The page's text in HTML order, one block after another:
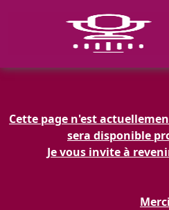
Cette page n'est
sera disponible
Je vous invite à
Merci